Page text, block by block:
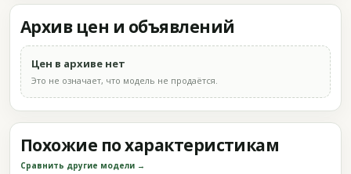
Архив цен и объявлений
Цен в архиве нет
Это не означает, что модель не продаётся.
Похожие по характеристикам
Сравнить другие модели →